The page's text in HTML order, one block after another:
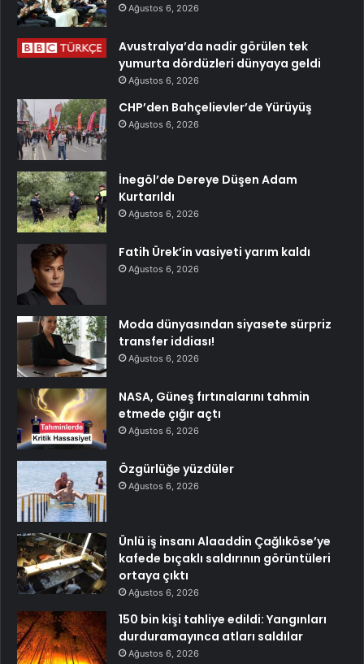
Ağustos 6, 2026
Avustralya’da nadir görülen tek
yumurta dördüzleri dünyaya geldi
Ağustos 6, 2026
CHP’den Bahçelievler’de Yürüyüş
Ağustos 6, 2026
İnegöl’de Dereye Düşen Adam
Kurtarıldı
Ağustos 6, 2026
Fatih Ürek’in vasiyeti yarım kaldı
Ağustos 6, 2026
Moda dünyasından siyasete sürpriz
transfer iddiası!
Ağustos 6, 2026
NASA, Güneş fırtınalarını tahmin
etmede çığır açtı
Ağustos 6, 2026
Özgürlüğe yüzdüler
Ağustos 6, 2026
Ünlü iş insanı Alaaddin Çağlıköse’ye
kafede bıçaklı saldırının görüntüleri
ortaya çıktı
Ağustos 6, 2026
150 bin kişi tahliye edildi: Yangınları
durduramayınca atları saldılar
Ağustos 6, 2026